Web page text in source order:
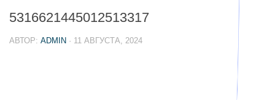
5316621445012513317
АВТОР: ADMIN · 11 АВГУСТА, 2024